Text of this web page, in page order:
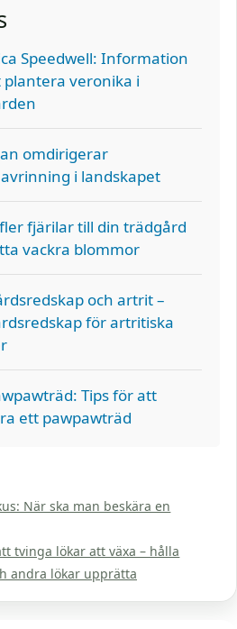
Speedwell: Information
plantera veronika i
omdirigerar
i landskapet
fjärilar till din trädgård
vackra blommor
och artrit –
för artritiska
Tips för att
ett pawpawträd
När ska man beskära en
tvinga lökar att växa – hålla
andra lökar upprätta